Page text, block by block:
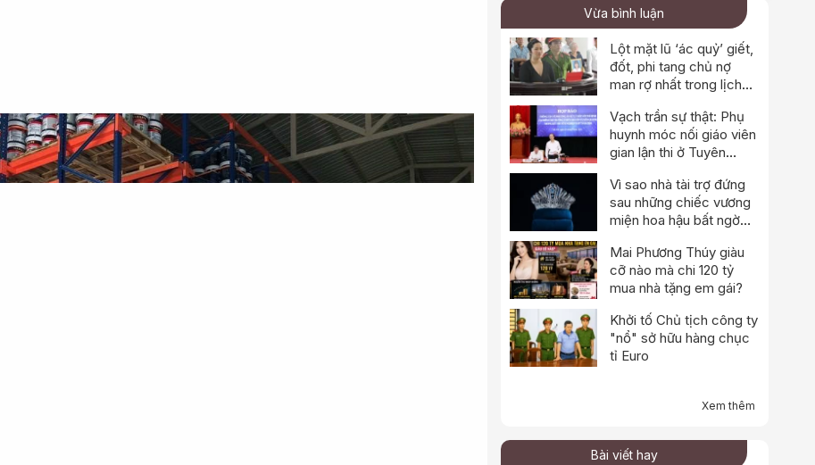
Vừa bình luận
Lột mặt lũ ‘ác quỷ’ giết,
đốt, phi tang chủ nợ
man rợ nhất trong lịch
Vạch trần sự thật: Phụ
huynh móc nối giáo viên
gian lận thi ở Tuyên
Vì sao nhà tài trợ đứng
sau những chiếc vương
miện hoa hậu bất ngờ
động?
Mai Phương Thúy giàu
cỡ nào mà chi 120 tỷ
mua nhà tặng em gái?
Khởi tố Chủ tịch công ty
"nổ" sở hữu hàng chục
tỉ Euro
Xem thêm
Bài viết hay